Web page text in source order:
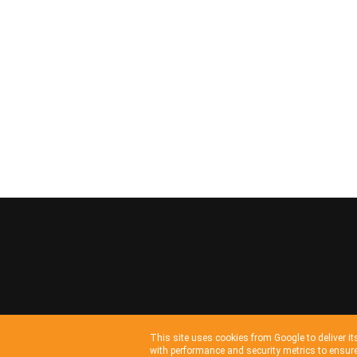
This site uses cookies from Google to deliver
with performance and security metrics to